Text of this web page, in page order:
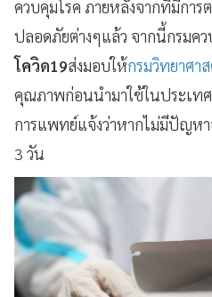
ควบคุมโรค ภายหลังจากที่มีการ
ปลอดภัยต่างๆแล้ว จากนี้กรมคว
โควิด19ส่งมอบให้กรมวิทยาศา
คุณภาพก่อนนำมาใช้ในประเท
การแพทย์แจ้งว่าหากไม่มีปัญหา
3 วัน